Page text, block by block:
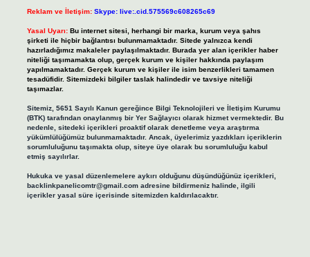
Reklam ve İletişim: Skype: live:.cid.575569c608265c69
Yasal Uyarı: Bu internet sitesi, herhangi bir marka, kurum veya şahıs
şirketi ile hiçbir bağlantısı bulunmamaktadır. Sitede yalnızca kendi
hazırladığımız makaleler paylaşılmaktadır. Burada yer alan içerikler haber
niteliği taşımamakta olup, gerçek kurum ve kişiler hakkında paylaşım
yapılmamaktadır. Gerçek kurum ve kişiler ile isim benzerlikleri tamamen
tesadüfidir. Sitemizdeki bilgiler taslak halindedir ve tavsiye niteliği
taşımazlar.
Sitemiz, 5651 Sayılı Kanun gereğince Bilgi Teknolojileri ve İletişim Kurumu
(BTK) tarafından onaylanmış bir Yer Sağlayıcı olarak hizmet vermektedir. Bu
nedenle, sitedeki içerikleri proaktif olarak denetleme veya araştırma
yükümlülüğümüz bulunmamaktadır. Ancak, üyelerimiz yazdıkları içeriklerin
sorumluluğunu taşımakta olup, siteye üye olarak bu sorumluluğu kabul
etmiş sayılırlar.
Hukuka ve yasal düzenlemelere aykırı olduğunu düşündüğünüz içerikleri,
backlinkpanelicomtr@gmail.comadresine bildirmeniz halinde, ilgili
içerikler yasal süre içerisinde sitemizden kaldırılacaktır.